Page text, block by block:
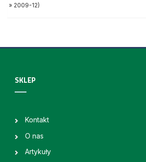
» 2009-12)
SKLEP
Kontakt
O nas
Artykuły